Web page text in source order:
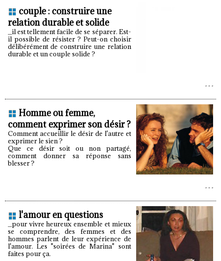
couple : construire une
relation durable et solide
_il est tellement facile de se séparer. Est-
il possible de résister ? Peut-on choisir
délibérément de construire une relation
durable et un couple solide ?
Homme ou femme,
comment exprimer son désir ?
Comment accueillir le désir de l'autre et
exprimer le sien ?
Que ce désir soit ou non partagé,
comment donner sa réponse sans
blesser ?
l'amour en questions
_pour vivre heureux ensemble et mieux
se comprendre, des femmes et des
hommes parlent de leur expérience de
l'amour. Les "soirées de Marina" sont
faites pour ça.